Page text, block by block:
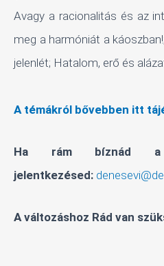
Avagy a racionalitás és az
meg a harmóniát a
jelenlét; Hatalom, erő és
A témákról bővebben itt
Ha rám bíznád a
jelentkezésed:
A változáshoz Rád van